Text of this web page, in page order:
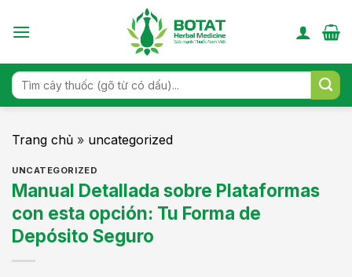
Search
for:
Trang chủ » uncategorized
UNCATEGORIZED
Manual Detallada sobre Plataformas
con esta opción: Tu Forma de
Depósito Seguro